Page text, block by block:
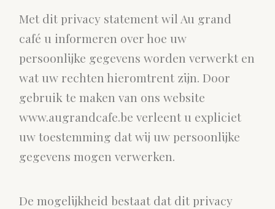
Met dit privacy statement wil Au grand
café u informeren over hoe uw
persoonlijke gegevens worden verwerkt en
wat uw rechten hieromtrent zijn. Door
gebruik te maken van ons website
www.augrandcafe.be verleent u expliciet
uw toestemming dat wij uw persoonlijke
gegevens mogen verwerken.
De mogelijkheid bestaat dat dit privacy